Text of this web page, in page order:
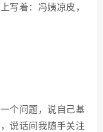
写着：冯姨凉皮，
个问题，说自己基
说话间我随手关注